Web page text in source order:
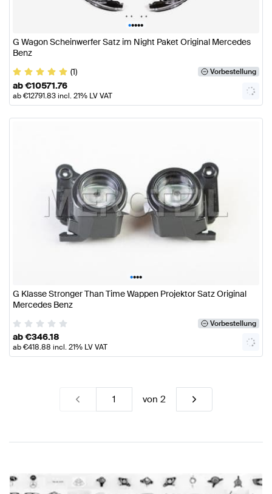
•••••
G Wagon Scheinwerfer Satz im Night Paket Original Mercedes
Benz
(1)
Vorbestellung
ab€10571.76
ab€12791.83incl. 21% LV VAT
••••
G Klasse Stronger Than Time Wappen Projektor Satz Original
Mercedes Benz
Vorbestellung
ab€346.18
ab€418.88 incl. 21% LV VAT
von 2